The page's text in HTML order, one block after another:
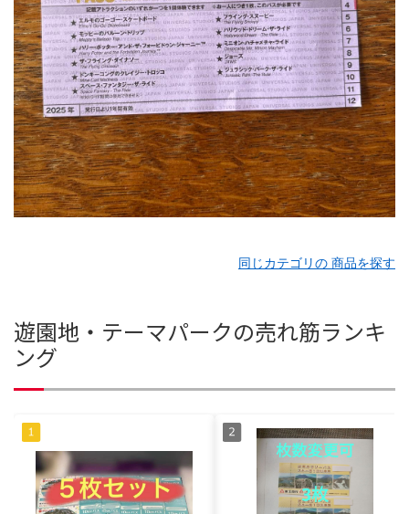
同じカテゴリの 商品を探す
遊園地・テーマパークの売れ筋ランキ
ング